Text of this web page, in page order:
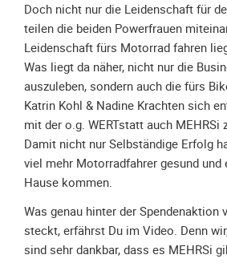
Technik
Unterfahrschutz
-
Kompatibilität
Unterfahrschutz
-
mit
in
Absenkung
Meldeformular
Flex.
Doch nicht nur die Leidenschaft für
teilen die beiden Powerfrauen
Leidenschaft fürs Motorrad fahren
Was liegt da näher, nicht nur die
auszuleben, sondern auch die fürs
Katrin Kohl & Nadine Krachten sich
mit der o.g. WERTstatt auch MEHRSi
Damit nicht nur Selbständige Erfolg
viel mehr Motorradfahrer gesund und
Hause kommen.
Was genau hinter der Spendenaktion
steckt, erfährst Du im Video. Denn
sind sehr dankbar, dass es MEHRSi